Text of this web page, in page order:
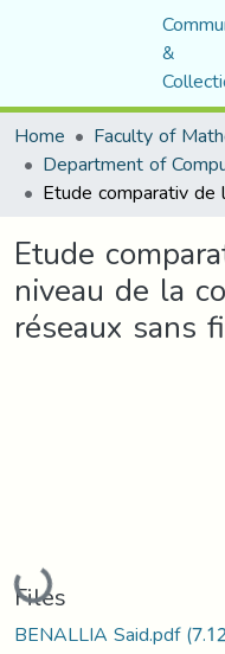
&
Home
Etude
niveau de la
réseaux sans
Loading...
Files
BENALLIA Said.pdf